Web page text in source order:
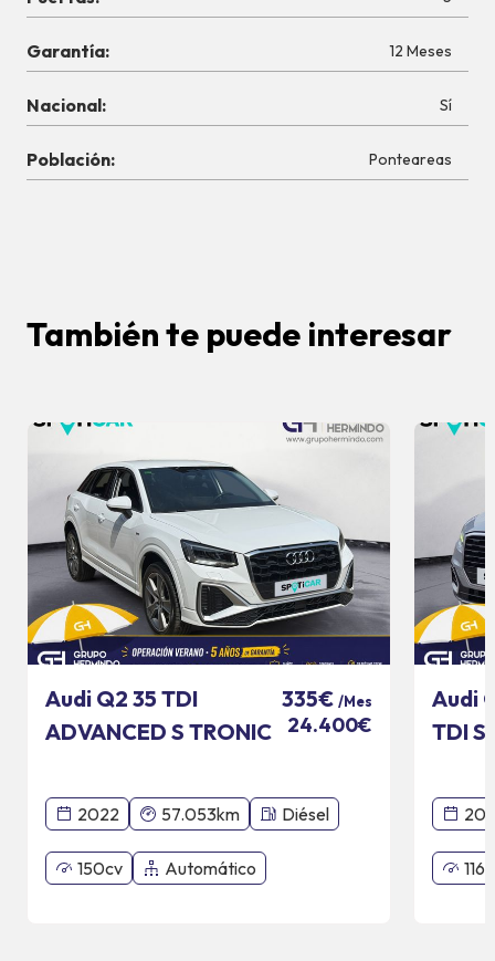
Garantía: 12 Meses
Nacional: Sí
Población: Ponteareas
También te puede interesar
Audi Q2 35 TDI
ADVANCED S TRONIC
335€ /Mes
24.400€
2022 57.053km Diésel
150cv Automático
Audi
TDI